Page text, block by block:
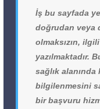
İş bu sayfada
doğrudan veya
olmaksızın,
yazılmaktadır.
sağlık
bilgilenmesini
bir başvuru